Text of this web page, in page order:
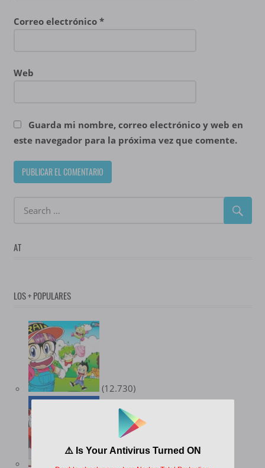
Correo electrónico *
Web
Guarda mi nombre, correo electrónico y web en
este navegador para la próxima vez que comente.
AT
LOS + POPULARES
(12.730)